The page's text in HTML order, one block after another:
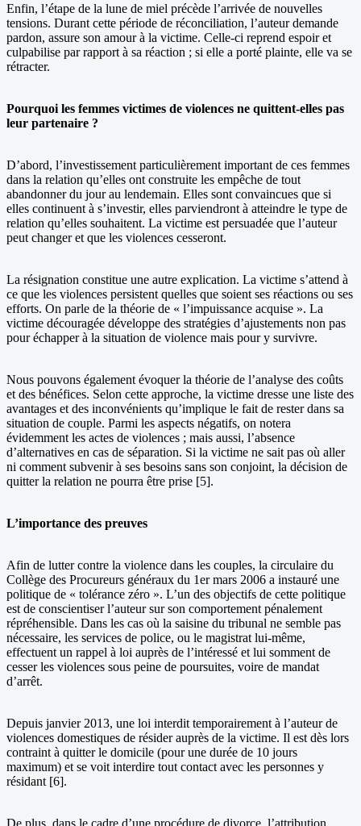
Enfin, l’étape de la lune de miel précède l’arrivée de nouvelles
tensions. Durant cette période de réconciliation, l’auteur demande
pardon, assure son amour à la victime. Celle-ci reprend espoir et
culpabilise par rapport à sa réaction ; si elle a porté plainte, elle va se
rétracter.
Pourquoi les femmes victimes de violences ne quittent-elles pas
leur partenaire ?
D’abord, l’investissement particulièrement important de ces femmes
dans la relation qu’elles ont construite les empêche de tout
abandonner du jour au lendemain. Elles sont convaincues que si
elles continuent à s’investir, elles parviendront à atteindre le type de
relation qu’elles souhaitent. La victime est persuadée que l’auteur
peut changer et que les violences cesseront.
La résignation constitue une autre explication. La victime s’attend à
ce que les violences persistent quelles que soient ses réactions ou ses
efforts. On parle de la théorie de « l’impuissance acquise ». La
victime découragée développe des stratégies d’ajustements non pas
pour échapper à la situation de violence mais pour y survivre.
Nous pouvons également évoquer la théorie de l’analyse des coûts
et des bénéfices. Selon cette approche, la victime dresse une liste des
avantages et des inconvénients qu’implique le fait de rester dans sa
situation de couple. Parmi les aspects négatifs, on notera
évidemment les actes de violences ; mais aussi, l’absence
d’alternatives en cas de séparation. Si la victime ne sait pas où aller
ni comment subvenir à ses besoins sans son conjoint, la décision de
quitter la relation ne pourra être prise [5].
L’importance des preuves
Afin de lutter contre la violence dans les couples, la circulaire du
Collège des Procureurs généraux du 1er mars 2006 a instauré une
politique de « tolérance zéro ». L’un des objectifs de cette politique
est de conscientiser l’auteur sur son comportement pénalement
répréhensible. Dans les cas où la saisine du tribunal ne semble pas
nécessaire, les services de police, ou le magistrat lui-même,
effectuent un rappel à loi auprès de l’intéressé et lui somment de
cesser les violences sous peine de poursuites, voire de mandat
d’arrêt.
Depuis janvier 2013, une loi interdit temporairement à l’auteur de
violences domestiques de résider auprès de la victime. Il est dès lors
contraint à quitter le domicile (pour une durée de 10 jours
maximum) et se voit interdire tout contact avec les personnes y
résidant [6].
De plus, dans le cadre d’une procédure de divorce, l’attribution